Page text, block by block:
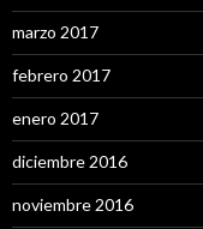
marzo 2017
febrero 2017
enero 2017
diciembre 2016
noviembre 2016